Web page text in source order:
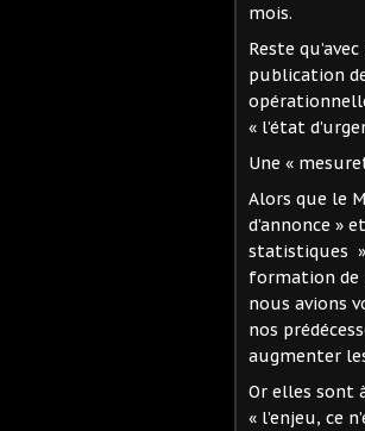
mois.
Reste
publication
« l’état
Une «
Alors que le
d’annonce »
statistiques
formation de
nous avions
nos
augmenter
Or elles sont
« l’enjeu, ce